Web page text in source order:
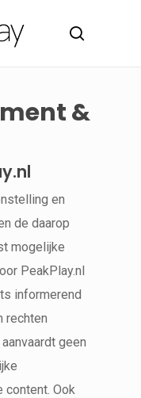
search
&
en
de daarop
mogelijke
PeakPlay.nl
informerend
rechten
geen
content. Ook